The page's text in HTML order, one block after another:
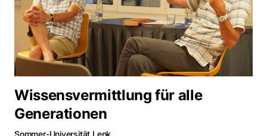
Wissensvermittlung für alle
Generationen
Sommer-Universität Lenk